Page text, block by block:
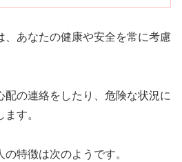
、あなたの健康や安全を常に考慮
配の連絡をしたり、危険な状況に
す。
特徴は次のようです。